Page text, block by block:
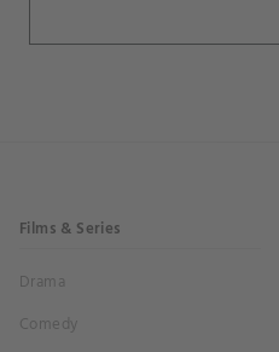
Films & Series
Drama
Comedy